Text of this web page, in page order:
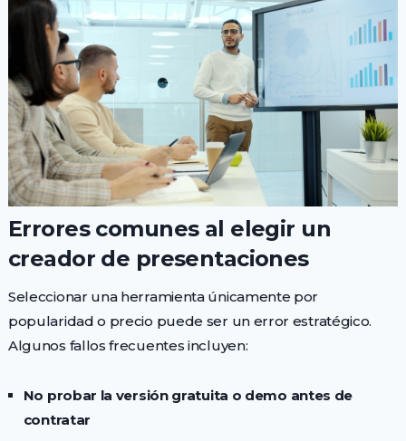
Errores comunes al elegir un
creador de presentaciones
Seleccionar una herramienta únicamente por
popularidad o precio puede ser un error estratégico.
Algunos fallos frecuentes incluyen:
No probar la versión gratuita o demo antes de
contratar